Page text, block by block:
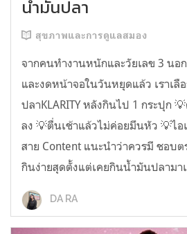
น้ำมันปลา
สุขภาพและการดูแลสมอง
จากคนทำงานหนักและวัยเลข 3 นอ
และงดหน้าจอในวันหยุดแล้ว เราเลื
ปลาKLARITY หลังกินไป 1 กระปุก
ลง 💡ตื่นเช้าแล้วไม่ค่อยมึนหัว 💡ไ
สาย Content แนะนำว่าควรมี ชอบ
กินง่ายสุดตั้งแต่เคยกินน้ำมันปลามา
DA RA